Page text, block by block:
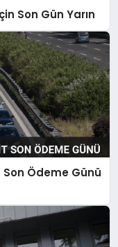
Son Gün Yarın
Ödeme Günü